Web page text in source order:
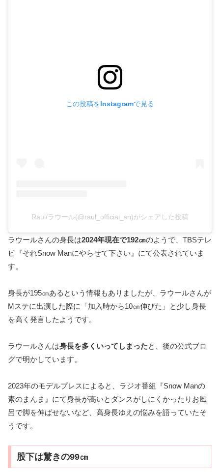
この投稿をInstagramで見る
Raul/ラウール(@raul_official_sn)がシェアした投稿
ラウールさんの身長は2024年現在で192㎝のようで、TBSテレ
ビ『それSnow Manにやらせて下さい』にて公表されていま
す。
身長が195㎝あるという情報もありましたが、ラウールさんが
Mステに出演した際に「加入時から10㎝伸びた」と少し身長
を高く発言したようです。
ラウールさんは身長を多くいってしまったと、後の公式ブロ
グで明かしています。
2023年のモデルプレスによると、ラジオ番組『Snow Manの
素のまんま』にて身長が高いとダンスがしにくかったりお風
呂で脚を伸ばせないなど、高身長ゆえの悩みを語っていたそ
うです。
股下は驚きの99㎝